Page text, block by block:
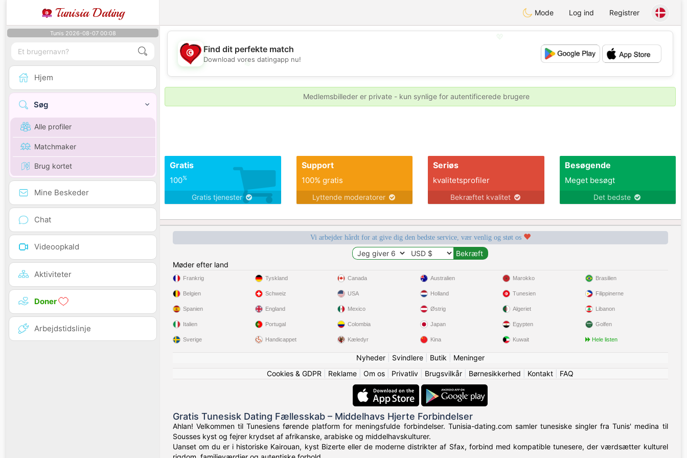
Tunisia Dating Mode Log ind Registrer
Tunis 2026-08-07 00:08
Hjem
Søg
Alle profiler
Matchmaker
Brug kortet
Mine Beskeder
Chat
Videoopkald
Aktiviteter
Doner
Arbejdstidslinje
💖
💕
💕
Find dit perfekte match
Download vores datingapp nu!
Medlemsbilleder er private - kun synlige for autentificerede brugere
Gratis
100%
Gratis tjenester
Support
100% gratis
Lyttende moderatorer
Seriøs
kvalitetsprofiler
Bekræftet kvalitet
Besøgende
Meget besøgt
Det bedste
Vi arbejder hårdt for at give dig den bedste service, vær venlig og støt os
Møder efter land
Frankrig
Belgien
Spanien
Italien
Sverige
Tyskland
Schweiz
England
Portugal
Handicappet
Canada
USA
Mexico
Colombia
Kæledyr
Australien
Holland
Østrig
Japan
Kina
Marokko
Tunesien
Algeriet
Egypten
Kuwait
Brasilien
Filippinerne
Libanon
Golfen
Hele listen
Nyheder| Svindlere| Butik
Meninger
Cookies & GDPR
Reklame Om os Privatliv Brugsvilkår Børnesikkerhed Kontakt FAQ
Gratis Tunesisk Dating Fællesskab – Middelhavs Hjerte Forbindelser
Ahlan! Velkommen til Tunesiens førende platform for meningsfulde forbindelser. Tunisia-dating.com samler tunesiske singler fra Tunis' medina til
Sousses kyst og fejrer krydset af afrikanske, arabiske og middelhavskulturer.
Uanset om du er i historiske Kairouan, kyst Bizerte eller de moderne distrikter af Sfax, forbind med kompatible tunesere, der værdsætter kulturel